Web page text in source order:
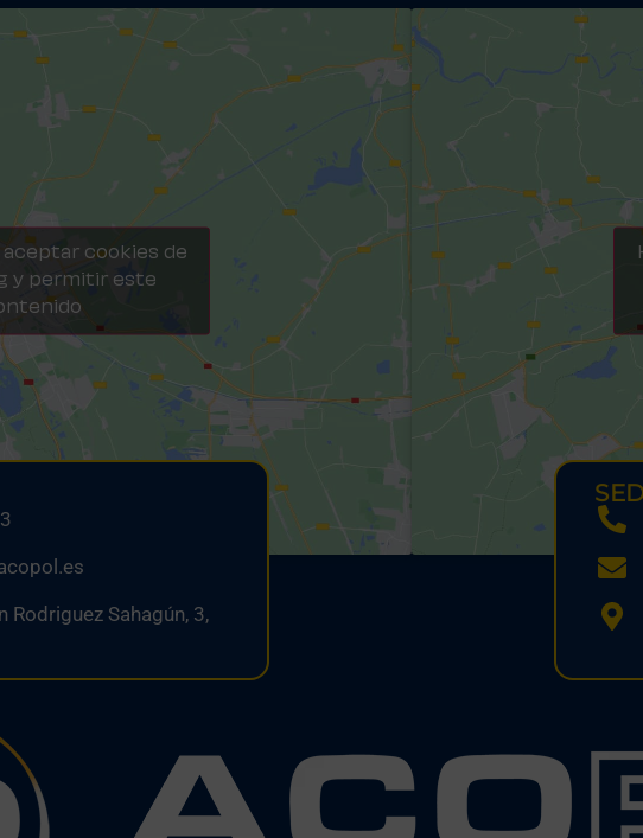
aceptar cookies de
y permitir este
Rodriguez Sahagún, 3,